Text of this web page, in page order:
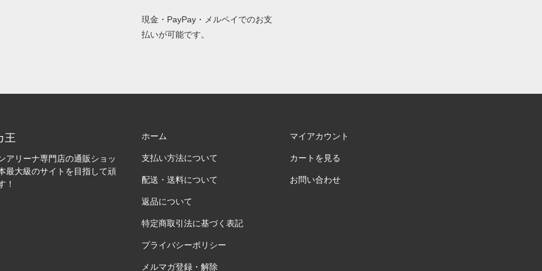
現金・PayPay・メルペイでのお支
払いが可能です。
王
アリーナ専門店の通販ショッ
最大級のサイトを目指して頑
！
ホーム
支払い方法について
配送・送料について
返品について
特定商取引法に基づく表記
プライバシーポリシー
メルマガ登録・解除
マイアカウント
カートを見る
お問い合わせ